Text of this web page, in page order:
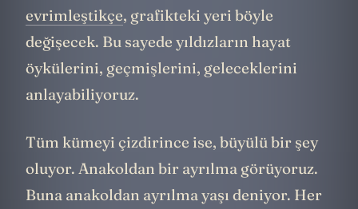
evrimleştikçe, grafikteki yeri böyle
değişecek. Bu sayede yıldızların hayat
öykülerini, geçmişlerini, geleceklerini
anlayabiliyoruz.
Tüm kümeyi çizdirince ise, büyülü bir şey
oluyor. Anakoldan bir ayrılma görüyoruz.
Buna anakoldan ayrılma yaşı deniyor. Her